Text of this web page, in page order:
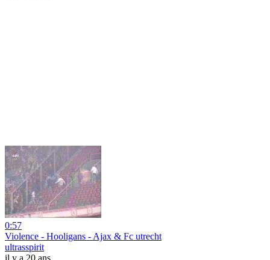
0:57
Violence - Hooligans - Ajax & Fc utrecht
ultrasspirit